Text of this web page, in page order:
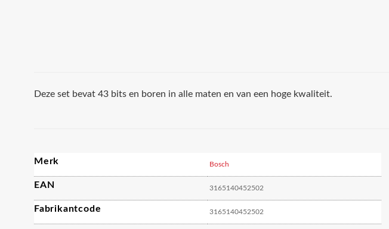
Deze set bevat 43 bits en boren in alle maten en van een hoge kwaliteit.
Merk Bosch
EAN 3165140452502
Fabrikantcode 3165140452502